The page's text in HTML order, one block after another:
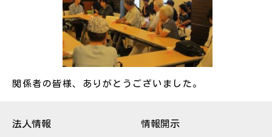
関係者の皆様、ありがとうございました。
法人情報 情報開示